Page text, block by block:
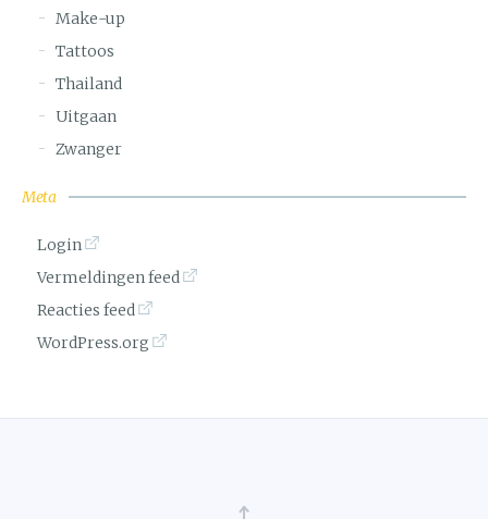
Make-up
Tattoos
Thailand
Uitgaan
Zwanger
Meta
Login
Vermeldingen feed
Reacties feed
WordPress.org